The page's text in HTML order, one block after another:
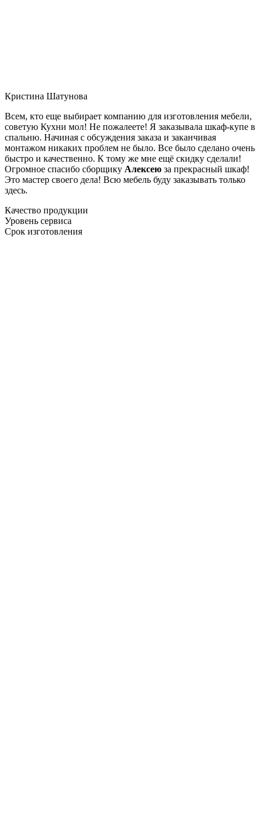
Кристина Шатунова
Всем, кто еще выбирает компанию для изготовления мебели,
советую Кухни мол! Не пожалеете! Я заказывала шкаф-купе в
спальню. Начиная с обсуждения заказа и заканчивая
монтажом никаких проблем не было. Все было сделано очень
быстро и качественно. К тому же мне ещё скидку сделали!
Огромное спасибо сборщику Алексею за прекрасный шкаф!
Это мастер своего дела! Всю мебель буду заказывать только
здесь.
Качество продукции
Уровень сервиса
Срок изготовления